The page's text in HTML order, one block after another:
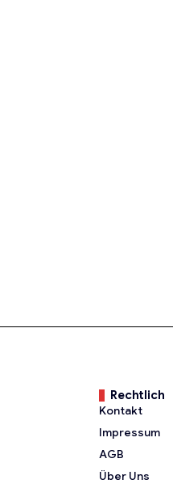
Rechtlich
Kontakt
Impressum
AGB
Über Uns